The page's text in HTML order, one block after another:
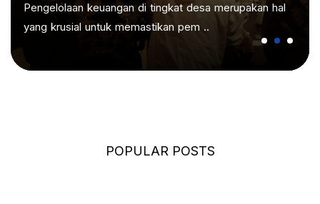
Pengelolaan keuangan di tingkat desa merupakan hal
yang krusial untuk memastikan pem ..
POPULAR POSTS